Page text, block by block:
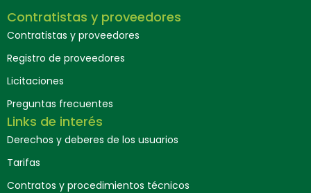
Contratistas y proveedores
Contratistas y proveedores
Registro de proveedores
Licitaciones
Preguntas frecuentes
Links de interés
Derechos y deberes de los usuarios
Tarifas
Contratos y procedimientos técnicos